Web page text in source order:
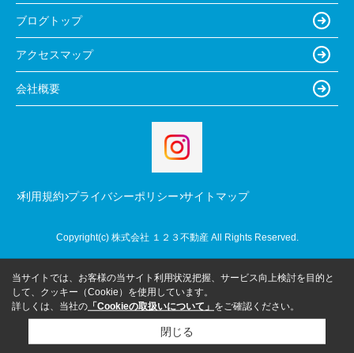
ブログトップ
アクセスマップ
会社概要
利用規約 プライバシーポリシー サイトマップ
Copyright(c) 株式会社 １２３不動産 All Rights Reserved.
当サイトでは、お客様の当サイト利用状況把握、サービス向上検討を目的と
して、クッキー（Cookie）を使用しています。
詳しくは、当社の 「Cookieの取扱いについて」 をご確認ください。
閉じる